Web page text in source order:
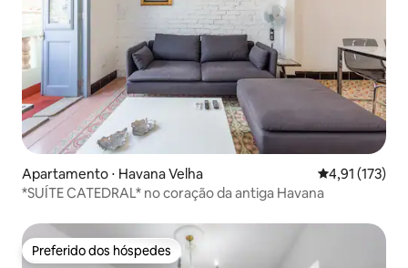
Apartamento ⋅ Havana Velha 4,91 de uma
4,91 (173)
*SUÍTE CATEDRAL* no coração da antiga Havana
Preferido dos hóspedes
Preferido dos hóspedes